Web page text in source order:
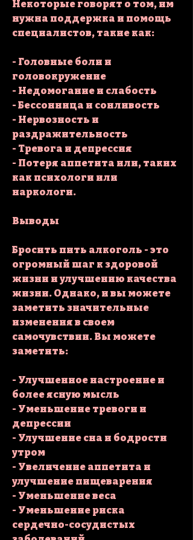
Некоторые говорят о том, им
нужна поддержка и помощь
специалистов, такие как:
- Головные боли и
головокружение
- Недомогание и слабость
- Бессонница и сонливость
- Нервозность и
раздражительность
- Тревога и депрессия
- Потеря аппетита или, таких
как психологи или
наркологи.
Выводы
Бросить пить алкоголь - это
огромный шаг к здоровой
жизни и улучшению качества
жизни. Однако, и вы можете
заметить значительные
изменения в своем
самочувствии. Вы можете
заметить:
- Улучшенное настроение и
более ясную мысль
- Уменьшение тревоги и
депрессии
- Улучшение сна и бодрости
утром
- Увеличение аппетита и
улучшение пищеварения
- Уменьшение веса
- Уменьшение риска
сердечно-сосудистых